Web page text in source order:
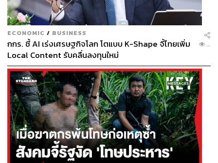
ECONOMIC / BUSINESS
กกร. ชี้ AI เร่งเศรษฐกิจโลก โตแบบ K-Shape จี้ไทยเพิ่ม
Local Content รับคลื่นลงทุนใหม่
...